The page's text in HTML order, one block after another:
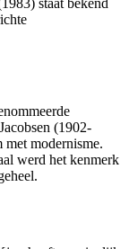
(1902-
modernisme.
werd het kenmerk